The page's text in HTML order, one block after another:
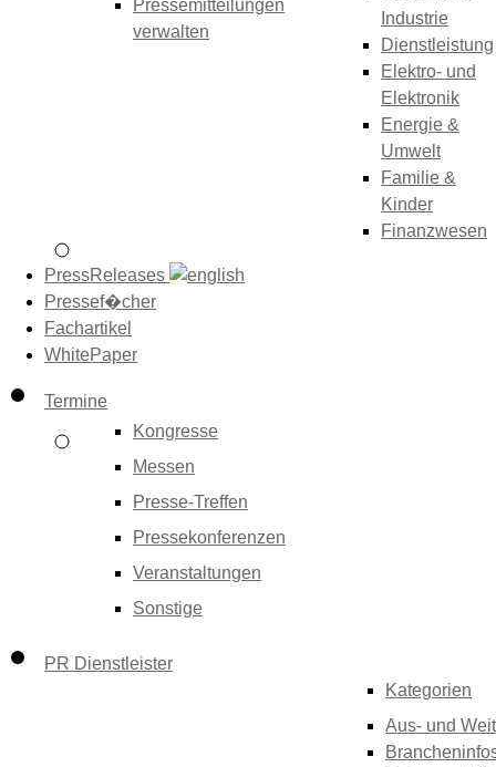
Pressemitteilungen
verwalten
Industrie
Dienstleistung
Elektro- und
Elektronik
Energie &
Umwelt
Familie &
Kinder
Finanzwesen
PressReleases
Pressef�cher
Fachartikel
WhitePaper
Termine
Kongresse
Messen
Presse-Treffen
Pressekonferenzen
Veranstaltungen
Sonstige
PR Dienstleister
Kategorien
Aus- und